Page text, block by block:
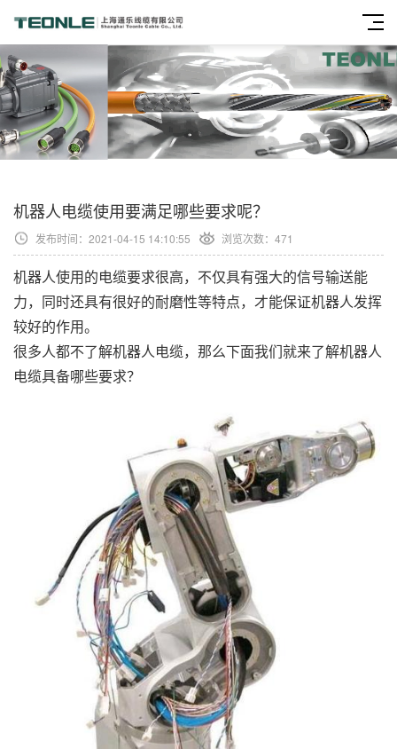
机器人电缆使用要满足哪些要求呢？
发布时间：2021-04-15 14:10:55 浏览次数： 471
机器人使用的电缆要求很高，不仅具有强大的信号输送能
力，同时还具有很好的耐磨性等特点，才能保证机器人发挥
较好的作用。
很多人都不了解机器人电缆，那么下面我们就来了解机器人
电缆具备哪些要求？